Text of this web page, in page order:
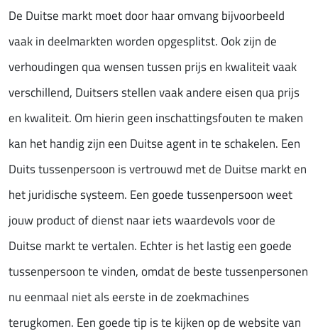
De Duitse markt moet door haar omvang bijvoorbeeld
vaak in deelmarkten worden opgesplitst. Ook zijn de
verhoudingen qua wensen tussen prijs en kwaliteit vaak
verschillend, Duitsers stellen vaak andere eisen qua prijs
en kwaliteit. Om hierin geen inschattingsfouten te maken
kan het handig zijn een Duitse agent in te schakelen. Een
Duits tussenpersoon is vertrouwd met de Duitse markt en
het juridische systeem. Een goede tussenpersoon weet
jouw product of dienst naar iets waardevols voor de
Duitse markt te vertalen. Echter is het lastig een goede
tussenpersoon te vinden, omdat de beste tussenpersonen
nu eenmaal niet als eerste in de zoekmachines
terugkomen. Een goede tip is te kijken op de website van